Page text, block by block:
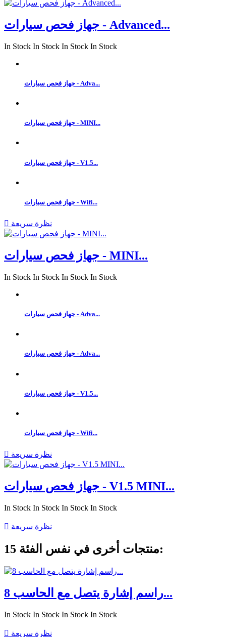
جهاز فحص سيارات - Advanced...
In Stock In Stock In Stock In Stock
جهاز فحص سيارات - Adva...
جهاز فحص سيارات - MINI...
جهاز فحص سيارات - V1.5...
جهاز فحص سيارات - Wifi...
 نظرة سريعة
جهاز فحص سيارات - MINI...
In Stock In Stock In Stock In Stock
جهاز فحص سيارات - Adva...
جهاز فحص سيارات - Adva...
جهاز فحص سيارات - V1.5...
جهاز فحص سيارات - Wifi...
 نظرة سريعة
جهاز فحص سيارات - V1.5 MINI...
In Stock In Stock In Stock In Stock
 نظرة سريعة
15 منتجات أخرى في نفس الفئة:
راسم إشارة يتصل مع الحاسب 8...
In Stock In Stock In Stock In Stock
 نظرة سريعة